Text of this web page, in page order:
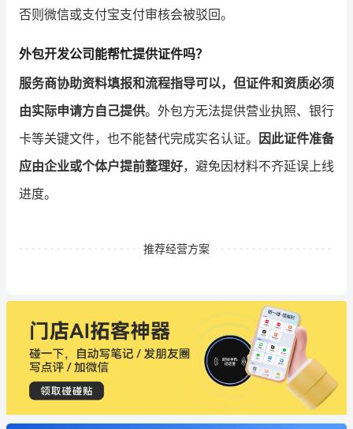
否则微信或支付宝支付审核会被驳回。
外包开发公司能帮忙提供证件吗？
服务商协助资料填报和流程指导可以，但证件和资质必须
由实际申请方自己提供。外包方无法提供营业执照、银行
卡等关键文件，也不能替代完成实名认证。 因此证件准备
应由企业或个体户提前整理好，避免因材料不齐延误上线
进度。
推荐经营方案